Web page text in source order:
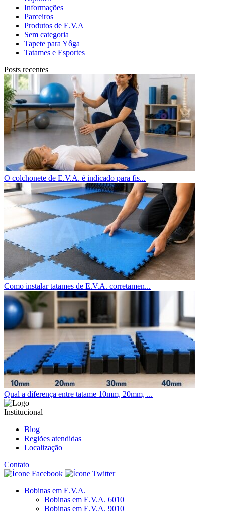
Informações
Parceiros
Produtos de E.V.A
Sem categoria
Tapete para Yôga
Tatames e Esportes
Posts recentes
O colchonete de E.V.A. é indicado para fis...
Como instalar tatames de E.V.A. corretamen...
Qual a diferença entre tatame 10mm, 20mm, ...
Institucional
Blog
Regiões atendidas
Localização
Contato
Bobinas em E.V.A.
Bobinas em E.V.A. 6010
Bobinas em E.V.A. 9010